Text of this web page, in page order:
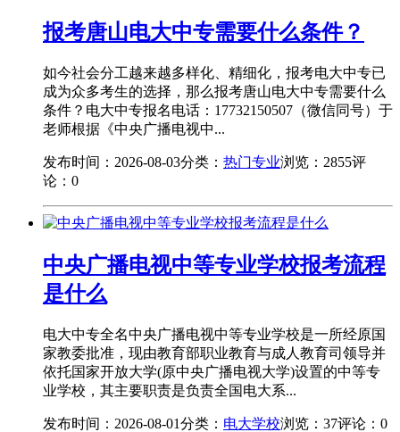
报考唐山电大中专需要什么条件？
如今社会分工越来越多样化、精细化，报考电大中专已
成为众多考生的选择，那么报考唐山电大中专需要什么
条件？电大中专报名电话：17732150507（微信同号）于
老师根据《中央广播电视中...
发布时间：2026-08-03分类： 热门专业浏览：2855评
论：0
中央广播电视中等专业学校报考流程
是什么
电大中专全名中央广播电视中等专业学校是一所经原国
家教委批准，现由教育部职业教育与成人教育司领导并
依托国家开放大学(原中央广播电视大学)设置的中等专
业学校，其主要职责是负责全国电大系...
发布时间：2026-08-01分类： 电大学校浏览：37评论：0